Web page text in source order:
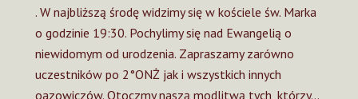
. W najbliższą środę widzimy się w kościele św. Marka
o godzinie 19:30. Pochylimy się nad Ewangelią o
niewidomym od urodzenia. Zapraszamy zarówno
uczestników po 2°ONŻ jak i wszystkich innych
oazowiczów. Otoczmy naszą modlitwą tych, którzy…